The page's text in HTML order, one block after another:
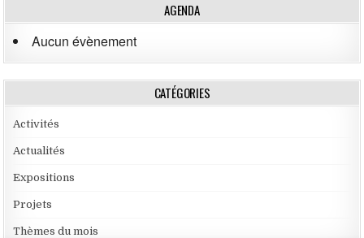
AGENDA
Aucun évènement
CATÉGORIES
Activités
Actualités
Expositions
Projets
Thèmes du mois